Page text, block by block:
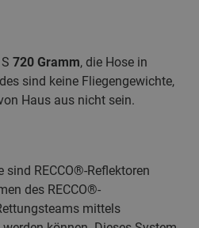
720 Gramm, die Hose in
sind keine Fliegengewichte,
Haus aus nicht sein.
sind RECCO®-Reflektoren
des RECCO®-
mittels